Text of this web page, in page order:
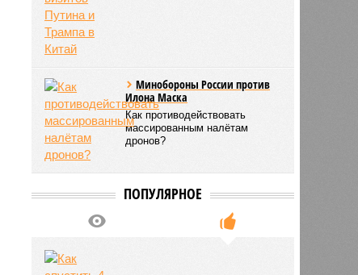
Минобороны России против
Илона Маска
Как противодействовать
массированным налётам
дронов?
ПОПУЛЯРНОЕ